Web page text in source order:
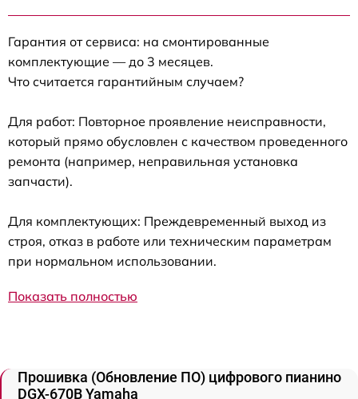
Гарантия от сервиса: на смонтированные
комплектующие — до 3 месяцев.
Что считается гарантийным случаем?
Для работ: Повторное проявление неисправности,
который прямо обусловлен с качеством проведенного
ремонта (например, неправильная установка
запчасти).
Для комплектующих: Преждевременный выход из
строя, отказ в работе или техническим параметрам
при нормальном использовании.
Показать полностью
Прошивка (Обновление ПО) цифрового пианино
DGX-670B Yamaha